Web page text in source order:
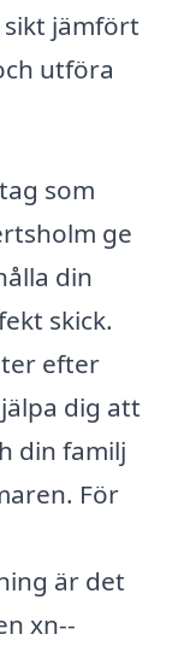
jämfört
utföra
som
ge
din
skick.
efter
dig att
din familj
För
är det
xn--